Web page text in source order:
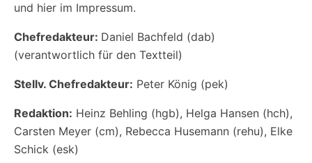
und hier im Impressum.
Chefredakteur: Daniel Bachfeld (dab)
(verantwortlich für den Textteil)
Stellv. Chefredakteur: Peter König (pek)
Redaktion: Heinz Behling (hgb), Helga Hansen (hch),
Carsten Meyer (cm), Rebecca Husemann (rehu), Elke
Schick (esk)